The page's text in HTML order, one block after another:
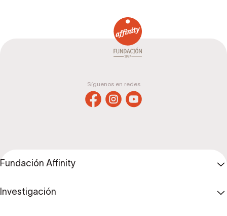
Síguenos en redes
Fundación Affinity
Investigación